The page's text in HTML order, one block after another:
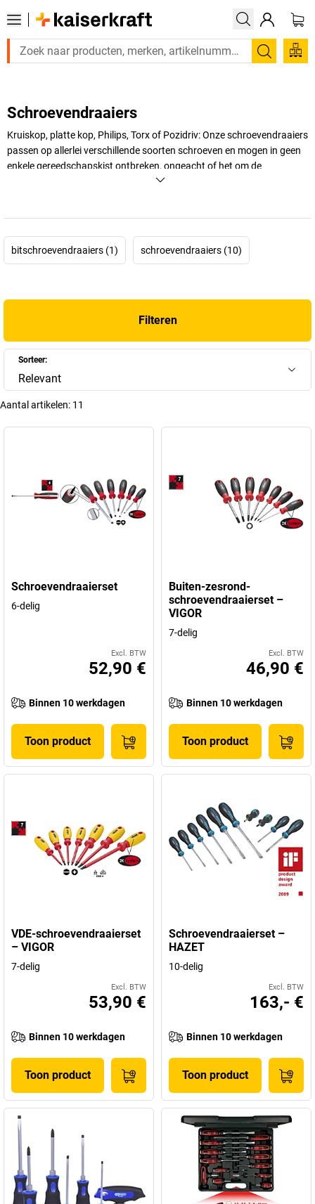
Zoeken
Schroevendraaiers
Kruiskop, platte kop, Philips, Torx of Pozidriv: Onze schroevendraaiers
passen op allerlei verschillende soorten schroeven en mogen in geen
enkele gereedschapskist ontbreken, ongeacht of het om de
professional of doe-het-zelver gaat.
bitschroevendraaiers (1) schroevendraaiers (10)
Filteren
Sorteer:
Relevant
Aantal artikelen: 11
Schroevendraaierset
6-delig
Excl. BTW
52,90 €
Binnen 10 werkdagen
Toon product
Buiten-zesrond-
schroevendraaierset –
VIGOR
7-delig
Excl. BTW
46,90 €
Binnen 10 werkdagen
Toon product
VDE-schroevendraaierset
– VIGOR
7-delig
Excl. BTW
53,90 €
Binnen 10 werkdagen
Toon product
Schroevendraaierset –
HAZET
10-delig
Excl. BTW
163,- €
Binnen 10 werkdagen
Toon product